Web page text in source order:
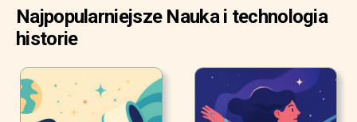
Najpopularniejsze Nauka i technologia
historie